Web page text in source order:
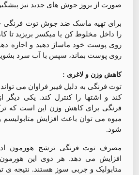
صورت از بروز جوش های جدید نیز
برای تهیه ماسک ضد جوش توت فرنگی
را داخل مخلوط کن یا میکسر بریزید تا
روی پوست بماند، سپس با آب سرد
کاهش وزن و لاغری :
توت فرنگی به دلیل فیبر فراوان می
کند و اشتها را کنترل کند. یکی
فرنگی برای کاهش وزن این است که
میوه می توان باعث افزایش
شود.
مصرف توت فرنگی ترشح هورمون
افزایش می دهد. هر دوی این
متابولیک و چربی سوز هستند. نتیجه ی